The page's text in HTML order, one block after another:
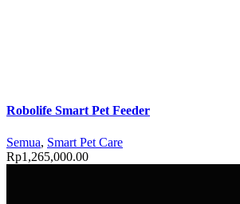
Robolife Smart Pet Feeder
Semua, Smart Pet Care
Rp1,265,000.00